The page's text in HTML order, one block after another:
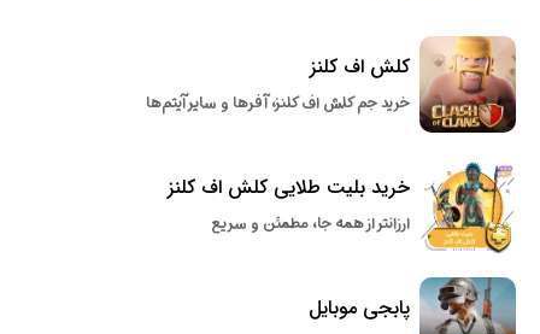
کلش اف کلنز
خرید جم کلش اف کلنز، آفرها و سایر آیتم‌ها
خرید بلیت طلایی کلش اف کلنز
ارزانتر از همه جا، مطمئن و سریع
پابجی موبایل